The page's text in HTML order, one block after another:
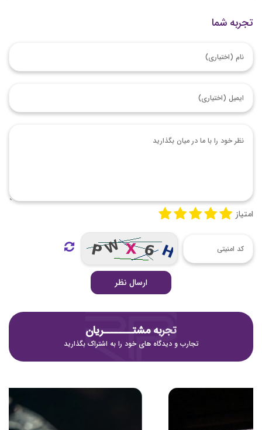
تجربه شما
امتیاز
ارسال نظر
تجربه مشتـــــــریان
تجارب و دیدگاه های خود را به اشتراک بگذارید